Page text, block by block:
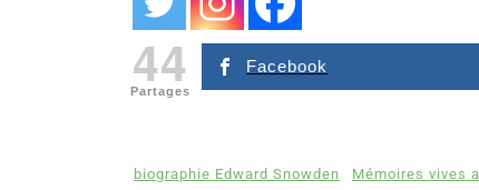
44
Partages
Facebook
biographie Edward Snowden Mémoires vives